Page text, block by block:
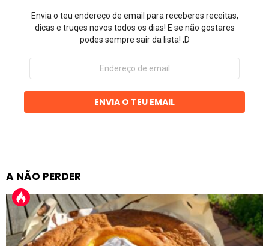
Envia o teu endereço de email para receberes receitas,
dicas e truqes novos todos os dias! E se não gostares
podes sempre sair da lista! ;D
Endereço
email
ENVIA O TEU EMAIL
A NÃO PERDER